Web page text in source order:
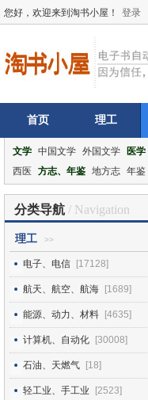
您好，欢迎来到淘书小屋！ 登录
首页 理工
文学 中国文学 外国文学 医学
西医
方志、年鉴 地方志 年鉴
分类导航 / Navigation
理工 >>
电子、电信 [17128]
航天、航空、航海 [1689]
能源、动力、材料 [4635]
计算机、自动化 [30008]
石油、天燃气 [18]
轻工业、手工业 [2523]